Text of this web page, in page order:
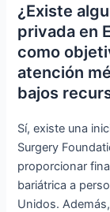
¿Existe
privada en
como
atención
bajos
Sí, existe una
Surgery
proporcionar
bariátrica a
Unidos.